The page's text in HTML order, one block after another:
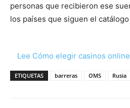
personas que recibieron ese
los países que siguen el
Lee Cómo elegir casinos
ETIQUETAS barreras OMS Rusia